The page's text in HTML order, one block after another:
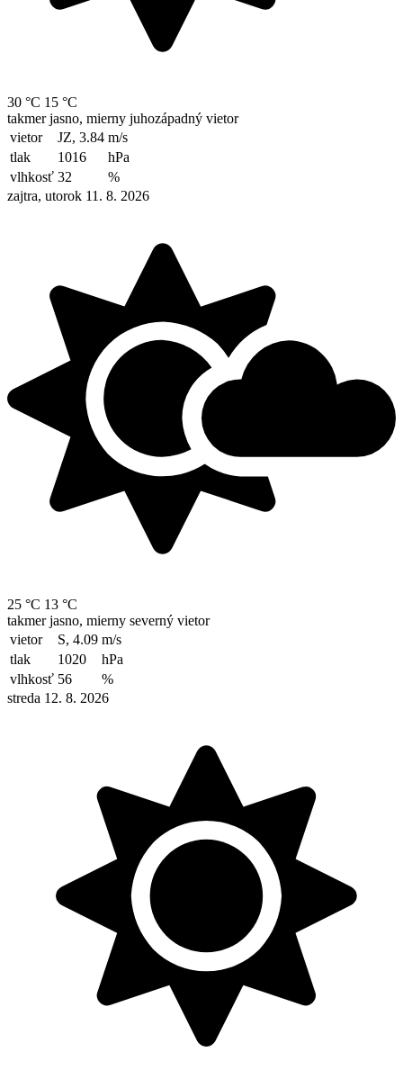
30 °C 15 °C
takmer jasno, mierny juhozápadný vietor
vietor
JZ, 3.84 m/s
tlak
1016
hPa
vlhkosť 32
%
zajtra, utorok 11. 8. 2026
25 °C 13 °C
takmer jasno, mierny severný vietor
vietor
S, 4.09 m/s
tlak
1020
hPa
vlhkosť 56
%
streda 12. 8. 2026